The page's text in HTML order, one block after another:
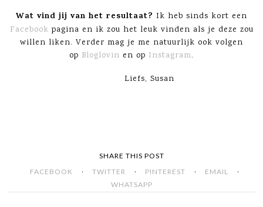
Wat vind jij van het resultaat? Ik heb sinds kort een
Facebook pagina en ik zou het leuk vinden als je deze zou
willen liken. Verder mag je me natuurlijk ook volgen
op Bloglovin en op Instagram.
Liefs, Susan
SHARE THIS POST
FACEBOOK
· TWITTER · PINTEREST · EMAIL ·
WHATSAPP